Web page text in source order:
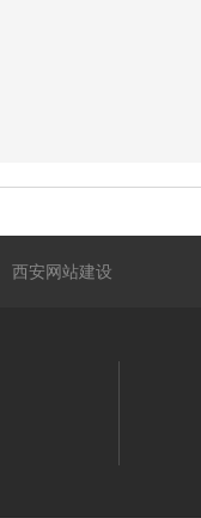
西安网站建设